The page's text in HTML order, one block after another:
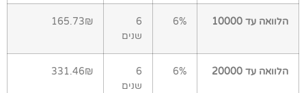
הלוואה עד 10000 6%
6
שנים
165.73₪
הלוואה עד 20000 6%
6
שנים
331.46₪